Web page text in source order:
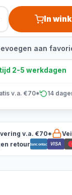
In
aan
2-5 werkdagen
v.a. €70* 14
v.a. €70*
retourBancontact VISA